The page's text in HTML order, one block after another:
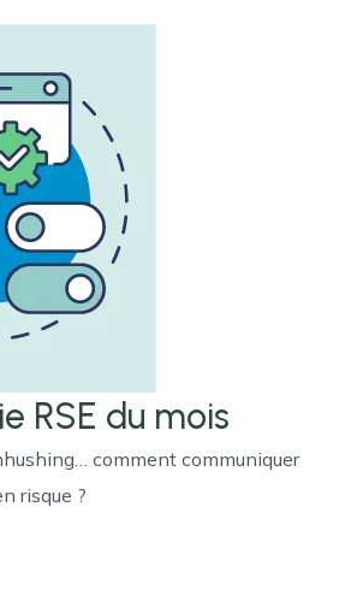
RSE du mois
comment communiquer
risque ?